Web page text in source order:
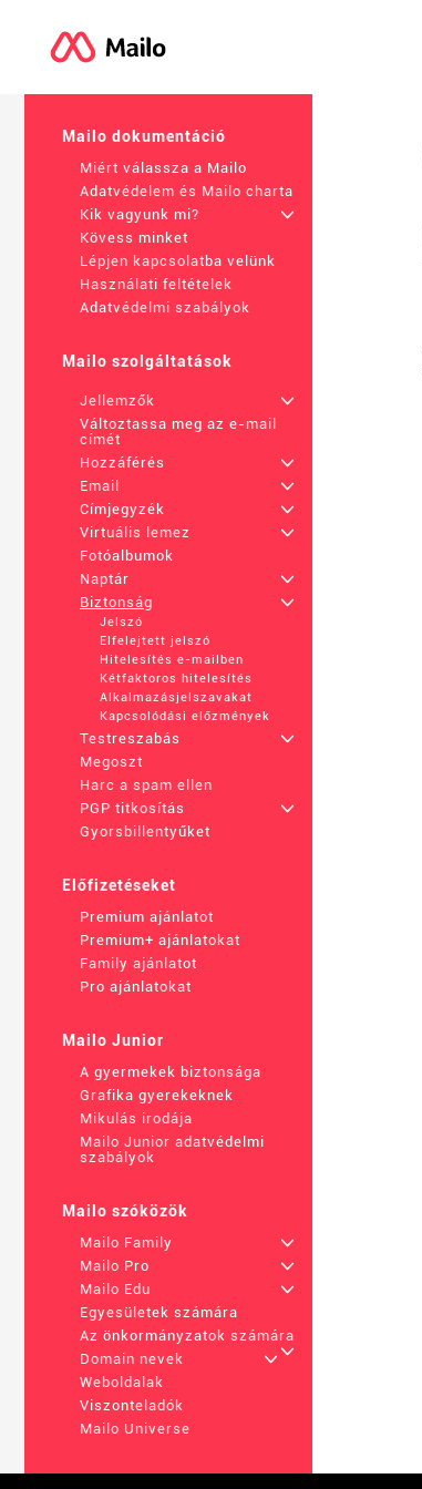
Mailo dokumentáció
Miért válassza a Mailo
Adatvédelem és Mailo charta
Kik vagyunk mi?
+
Kövess minket
Lépjen kapcsolatba velünk
Használati feltételek
Adatvédelmi szabályok
Mailo szolgáltatások
Jellemzők
+
Változtassa meg az e-mail
címét
Hozzáférés
+
Email
+
Címjegyzék
+
Virtuális lemez
+
Fotóalbumok
Naptár
+
Biztonság
+
Jelszó
Elfelejtett jelszó
Hitelesítés e-mailben
Kétfaktoros hitelesítés
Alkalmazásjelszavakat
Kapcsolódási előzmények
Testreszabás
+
Megoszt
Harc a spam ellen
PGP titkosítás
+
Gyorsbillentyűket
Előfizetéseket
Premium ajánlatot
Premium+ ajánlatokat
Family ajánlatot
Pro ajánlatokat
Mailo Junior
A gyermekek biztonsága
Grafika gyerekeknek
Mikulás irodája
Mailo Junior adatvédelmi
szabályok
Mailo szóközök
Mailo Family
+
Mailo Pro
+
Mailo Edu
+
Egyesületek számára
Az önkormányzatok számára
+
Domain nevek
+
Weboldalak
Viszonteladók
Mailo Universe